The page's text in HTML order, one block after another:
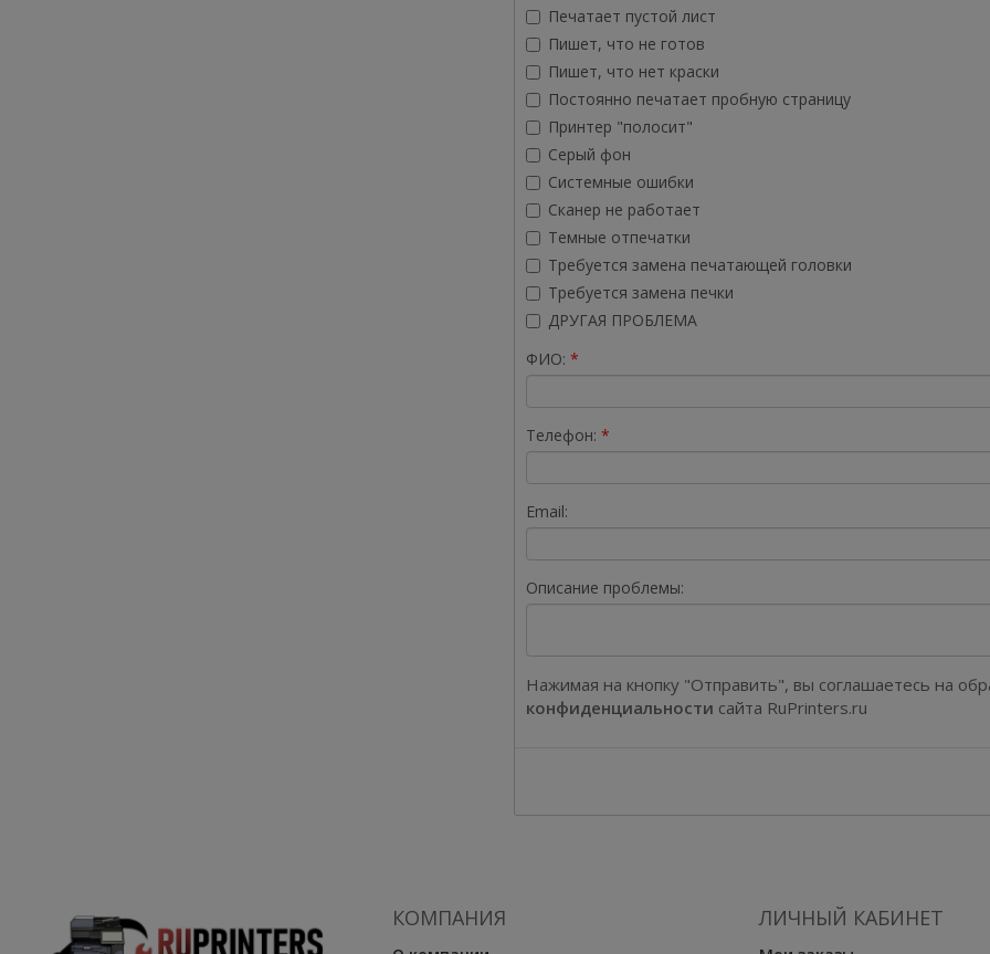
Печатает пустой лист
Пишет, что не готов
Пишет, что нет краски
Постоянно печатает пробную страницу
Принтер "полосит"
Серый фон
Системные ошибки
Сканер не работает
Темные отпечатки
Требуется замена печатающей головки
Требуется замена печки
ДРУГАЯ ПРОБЛЕМА
ФИО:
Телефон:
Email:
Описание проблемы:
Нажимая на кнопку "Отправить", вы соглашаетесь на
конфиденциальности сайта RuPrinters.ru
КОМПАНИЯ ЛИЧНЫЙ КАБИНЕТ